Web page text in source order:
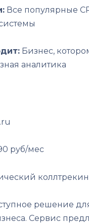
Все популярные
Бизнес,
аналитика
руб/мес
решение
Сервис